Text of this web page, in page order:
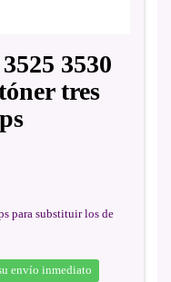
3530
tres
para substituir los de
envío inmediato